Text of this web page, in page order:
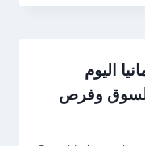
اليوم
السوق وفرص